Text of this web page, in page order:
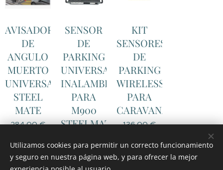
AVISADOR
DE
ANGULO
MUERTO
UNIVERSAL
STEEL
MATE
284,00€
SENSOR
DE
PARKING
UNIVERSAL
INALAMBRICO
PARA
M900
STEELMATE
KIT
SENSORES
DE
PARKING
WIRELESS
PARA
CARAVANAS
136,00€
Utilizamos cookies para permitir un correcto funcionamiento
y seguro en nuestra página web, y para ofrecer la mejor